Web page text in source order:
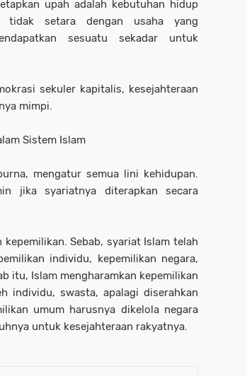
upah adalah kebutuhan hidup
tidak setara dengan usaha yang
sesuatu sekadar untuk
sekuler kapitalis, kesejahteraan
mimpi.
Sistem Islam
mengatur semua lini kehidupan.
jika syariatnya diterapkan secara
kepemilikan. Sebab, syariat Islam telah
individu, kepemilikan negara,
itu, Islam mengharamkan kepemilikan
individu, swasta, apalagi diserahkan
umum harusnya dikelola negara
untuk kesejahteraan rakyatnya.